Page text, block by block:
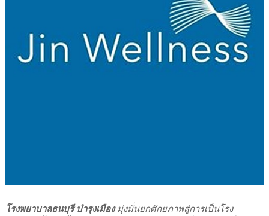
โรงพยาบาลธนบุรี บำรุงเมืองมุ่งมั่นยกศักยภาพสู่การเป็นโรง